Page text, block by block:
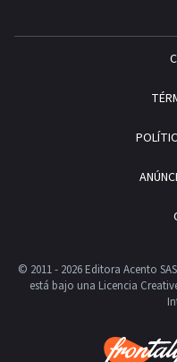
© 2011 - 2026 Editora Acento
está bajo una Licencia